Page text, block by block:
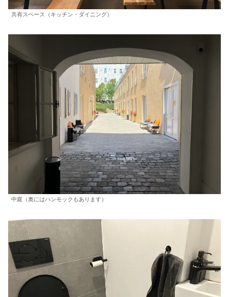
共有スペース（キッチン・ダイニング）
中庭（奥にはハンモックもあります）